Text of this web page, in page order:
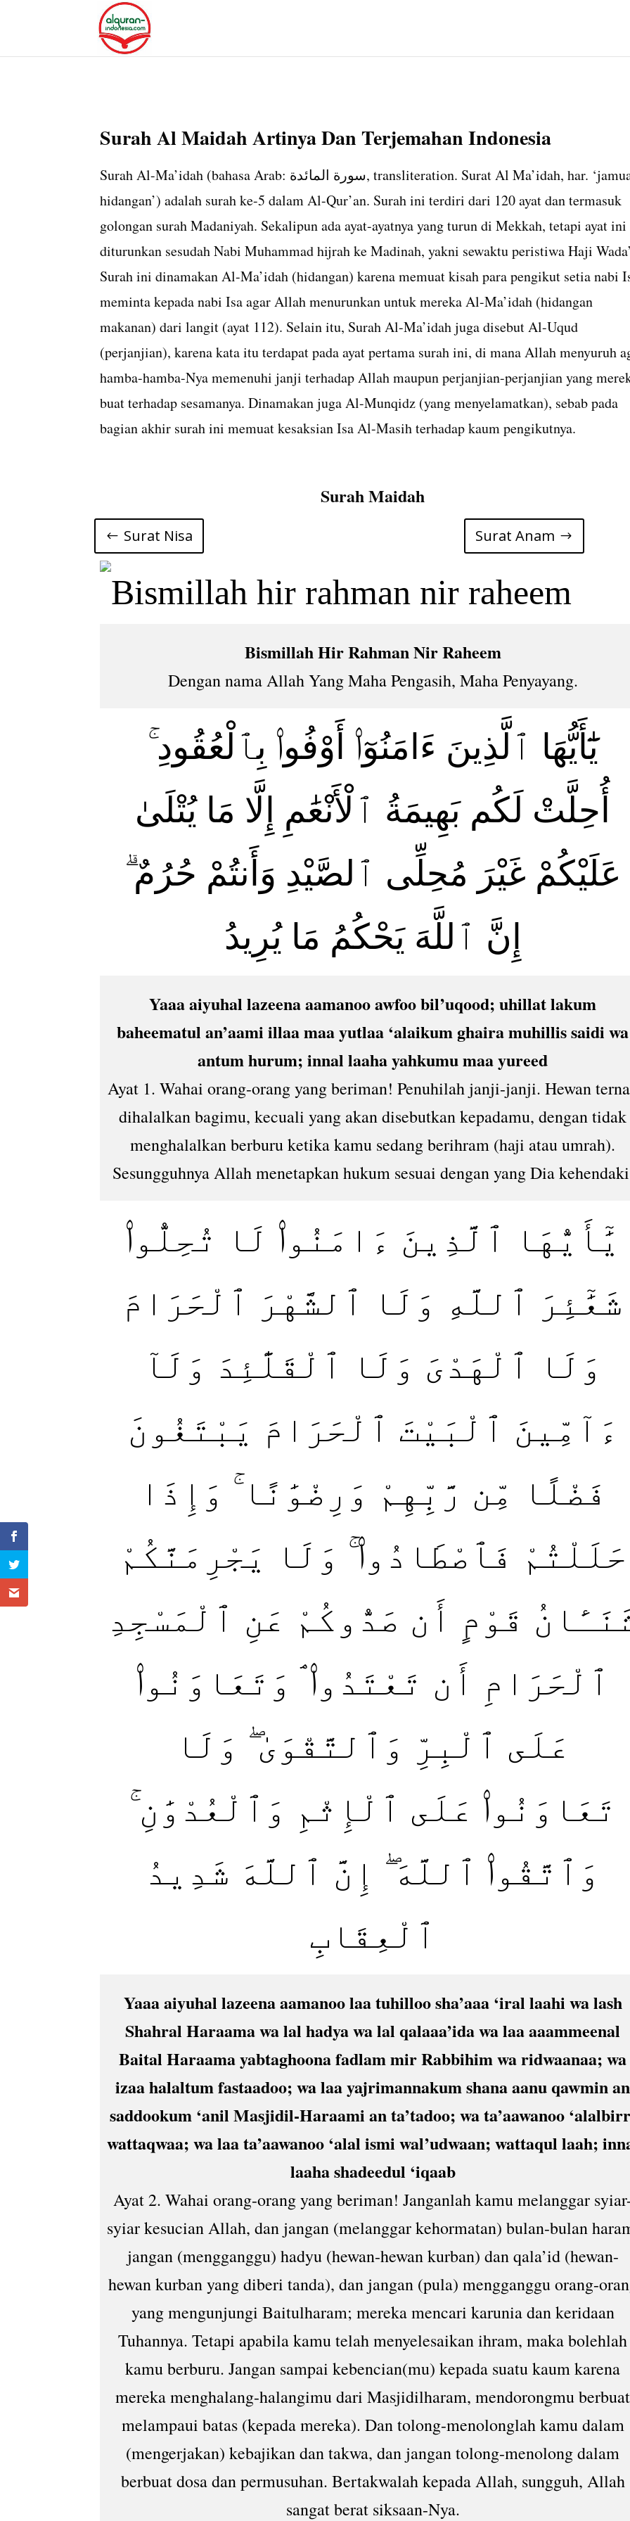
Surah Al Maidah Artinya Dan Terjemahan Indonesia
Surah Al-Ma’idah (bahasa Arab: سورة المائدة, transliteration. Surat Al Ma’idah, har. ‘jamuan
hidangan’‎) adalah surah ke-5 dalam Al-Qur’an. Surah ini terdiri dari 120 ayat dan termasuk
golongan surah Madaniyah. Sekalipun ada ayat-ayatnya yang turun di Mekkah, tetapi ayat ini
diturunkan sesudah Nabi Muhammad hijrah ke Madinah, yakni sewaktu peristiwa Haji
Surah ini dinamakan Al-Ma’idah (hidangan) karena memuat kisah para pengikut setia nabi
meminta kepada nabi Isa agar Allah menurunkan untuk mereka Al-Ma’idah (hidangan
makanan) dari langit (ayat 112). Selain itu, Surah Al-Ma’idah juga disebut Al-Uqud
(perjanjian), karena kata itu terdapat pada ayat pertama surah ini, di mana Allah menyuruh
hamba-hamba-Nya memenuhi janji terhadap Allah maupun perjanjian-perjanjian yang
buat terhadap sesamanya. Dinamakan juga Al-Munqidz (yang menyelamatkan), sebab pada
bagian akhir surah ini memuat kesaksian Isa Al-Masih terhadap kaum pengikutnya.
Surah Maidah
Surat Nisa Surat Anam
Bismillah Hir Rahman Nir Raheem
Dengan nama Allah Yang Maha Pengasih, Maha Penyayang.
يَٰٓأَيُّهَا ٱلَّذِينَ ءَامَنُوٓا۟ أَوْفُوا۟ بِٱلْعُقُودِ ۚ
أُحِلَّتْ لَكُم بَهِيمَةُ ٱلْأَنْعَٰمِ إِلَّا مَا يُتْلَىٰ
عَلَيْكُمْ غَيْرَ مُحِلِّى ٱلصَّيْدِ وَأَنتُمْ حُرُمٌ ۗ
إِنَّ ٱللَّهَ يَحْكُمُ مَا يُرِيدُ
Yaaa aiyuhal lazeena aamanoo awfoo bil’uqood; uhillat lakum
baheematul an’aami illaa maa yutlaa ‘alaikum ghaira muhillis saidi wa
antum hurum; innal laaha yahkumu maa yureed
Ayat 1. Wahai orang-orang yang beriman! Penuhilah janji-janji. Hewan
dihalalkan bagimu, kecuali yang akan disebutkan kepadamu, dengan tidak
menghalalkan berburu ketika kamu sedang berihram (haji atau umrah).
Sesungguhnya Allah menetapkan hukum sesuai dengan yang Dia
يَٰٓأَيُّهَا ٱلَّذِينَ ءَامَنُوا۟ لَا تُحِلُّوا۟
شَعَٰٓئِرَ ٱللَّهِ وَلَا ٱلشَّهْرَ ٱلْحَرَامَ
وَلَا ٱلْهَدْىَ وَلَا ٱلْقَلَٰٓئِدَ وَلَآ
ءَآمِّينَ ٱلْبَيْتَ ٱلْحَرَامَ يَبْتَغُونَ
فَضْلًا مِّن رَّبِّهِمْ وَرِضْوَٰنًا ۚ وَإِذَا
حَلَلْتُمْ فَٱصْطَادُوا۟ ۚ وَلَا يَجْرِمَنَّكُمْ
قَوْمٍ أَن صَدُّوكُمْ عَنِ ٱلْمَسْجِدِ
ٱلْحَرَامِ أَن تَعْتَدُوا۟ ۘ وَتَعَاوَنُوا۟
عَلَى ٱلْبِرِّ وَٱلتَّقْوَىٰ ۖ وَلَا
تَعَاوَنُوا۟ عَلَى ٱلْإِثْمِ وَٱلْعُدْوَٰنِ ۚ
وَٱتَّقُوا۟ ٱللَّهَ ۖ إِنَّ ٱللَّهَ شَدِيدُ
ٱلْعِقَابِ
Yaaa aiyuhal lazeena aamanoo laa tuhilloo sha’aaa ‘iral laahi wa lash
Shahral Haraama wa lal hadya wa lal qalaaa’ida wa laa aaammeenal
Baital Haraama yabtaghoona fadlam mir Rabbihim wa ridwaanaa; wa
izaa halaltum fastaadoo; wa laa yajrimannakum shana aanu qawmin an
saddookum ‘anil Masjidil-Haraami an ta’tadoo; wa ta’aawanoo
wattaqwaa; wa laa ta’aawanoo ‘alal ismi wal’udwaan; wattaqul laah;
laaha shadeedul ‘iqaab
Ayat 2. Wahai orang-orang yang beriman! Janganlah kamu melanggar
syiar kesucian Allah, dan jangan (melanggar kehormatan) bulan-bulan
jangan (mengganggu) hadyu (hewan-hewan kurban) dan qala’id (hewan-
hewan kurban yang diberi tanda), dan jangan (pula) mengganggu orang-
yang mengunjungi Baitulharam; mereka mencari karunia dan keridaan
Tuhannya. Tetapi apabila kamu telah menyelesaikan ihram, maka bolehlah
kamu berburu. Jangan sampai kebencian(mu) kepada suatu kaum karena
mereka menghalang-halangimu dari Masjidilharam, mendorongmu berbuat
melampaui batas (kepada mereka). Dan tolong-menolonglah kamu dalam
(mengerjakan) kebajikan dan takwa, dan jangan tolong-menolong dalam
berbuat dosa dan permusuhan. Bertakwalah kepada Allah, sungguh, Allah
sangat berat siksaan-Nya.